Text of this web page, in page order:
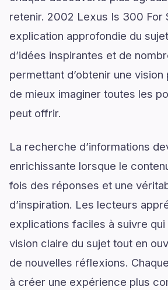
retenir. 2002 Lexus Is 300 For
explication approfondie du
d’idées inspirantes et de
permettant d’obtenir une
de mieux imaginer toutes les
peut offrir.
La recherche d’informations
enrichissante lorsque le
fois des réponses et une
d’inspiration. Les lecteurs
explications faciles à suivre qui
vision claire du sujet tout en
de nouvelles réflexions.
à créer une expérience plus